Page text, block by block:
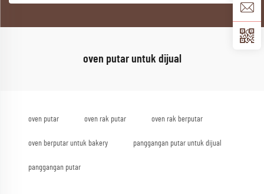
oven putar untuk dijual
oven putar oven rak putar oven rak berputar
oven berputar untuk bakery panggangan putar untuk dijual
panggangan putar